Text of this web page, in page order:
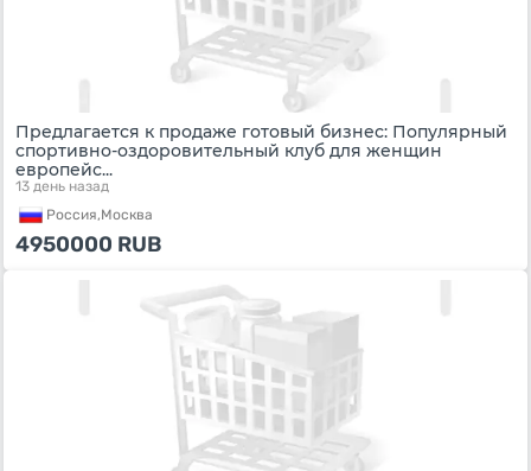
Предлагается к продаже готовый бизнес: Популярный
спортивно-оздоровительный клуб для женщин
европейс...
13 день назад
Россия,Москва
4950000 RUB